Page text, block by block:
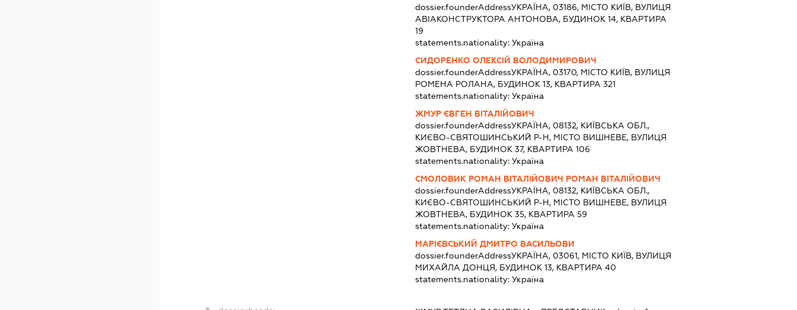
dossier.founderAddressУКРАЇНА, 03186, МІСТО КИЇВ, ВУЛИЦЯ
АВІАКОНСТРУКТОРА АНТОНОВА, БУДИНОК 14, КВАРТИРА
19
statements.nationality: Україна
СИДОРЕНКО ОЛЕКСІЙ ВОЛОДИМИРОВИЧ
dossier.founderAddressУКРАЇНА, 03170, МІСТО КИЇВ, ВУЛИЦЯ
РОМЕНА РОЛАНА, БУДИНОК 13, КВАРТИРА 321
statements.nationality: Україна
ЖМУР ЄВГЕН ВІТАЛІЙОВИЧ
dossier.founderAddressУКРАЇНА, 08132, КИЇВСЬКА ОБЛ.,
КИЄВО-СВЯТОШИНСЬКИЙ Р-Н, МІСТО ВИШНЕВЕ, ВУЛИЦЯ
ЖОВТНЕВА, БУДИНОК 37, КВАРТИРА 106
statements.nationality: Україна
СМОЛОВИК РОМАН ВІТАЛІЙОВИЧ РОМАН ВІТАЛІЙОВИЧ
dossier.founderAddressУКРАЇНА, 08132, КИЇВСЬКА ОБЛ.,
КИЄВО-СВЯТОШИНСЬКИЙ Р-Н, МІСТО ВИШНЕВЕ, ВУЛИЦЯ
ЖОВТНЕВА, БУДИНОК 35, КВАРТИРА 59
statements.nationality: Україна
МАРІЄВСЬКИЙ ДМИТРО ВАСИЛЬОВИ
dossier.founderAddressУКРАЇНА, 03061, МІСТО КИЇВ, ВУЛИЦЯ
МИХАЙЛА ДОНЦЯ, БУДИНОК 13, КВАРТИРА 40
statements.nationality: Україна